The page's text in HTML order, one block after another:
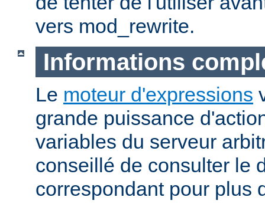
vers mod_rewrite.
Informations
Le moteur d'expressions
grande puissance
variables du serveur
conseillé de consulter le
correspondant pour plus